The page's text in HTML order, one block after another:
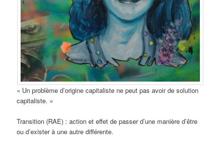
« Un problème d’origine capitaliste ne peut pas avoir de solution
capitaliste. »
Transition (RAE) : action et effet de passer d’une manière d’être
ou d’exister à une autre différente.